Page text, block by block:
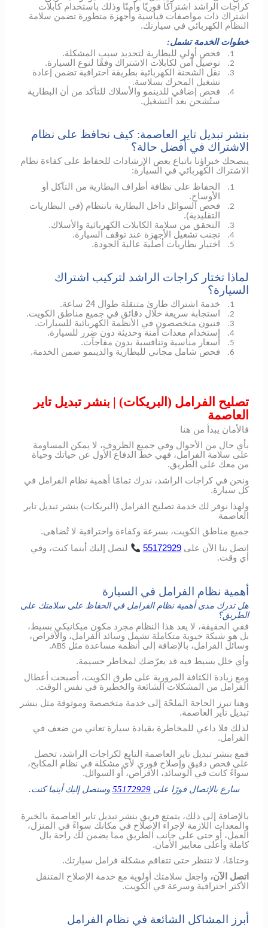
كراجات الراشد اشتراكًا فوريًا وآمنًا وذلك باستخدام كابلات
اشتراك ذات مواصفات قياسية وأجهزة متطورة تضمن سلامة
النظام الكهربائي في سيارتك.
خطوات الخدمة تشمل:
1. فحص أولي للبطارية لتحديد سبب المشكلة.
2. توصيل آمن لكابلات الاشتراك وفقًا لنوع السيارة.
3.
نقل الشحنة الكهربائية بطريقة احترافية تضمن إعادة
تشغيل المحرك بسلاسة.
4. فحص إضافي للدينمو والأسلاك للتأكد من أن البطارية
ستُشحن بعد التشغيل.
بنشر تبديل تاير العاصمة: كيف نحافظ على نظام
الاشتراك في أفضل حالة؟
ينصحك خبراؤنا باتباع بعض الإرشادات للحفاظ على كفاءة نظام
الاشتراك الكهربائي في السيارة:
1.
الحفاظ على نظافة أطراف البطارية من التآكل أو
الأوساخ.
2.
فحص السوائل داخل البطارية بانتظام (في البطاريات
التقليدية).
3. التحقق من سلامة الكابلات الكهربائية والأسلاك.
4. تجنب تشغيل الأجهزة عند توقف السيارة.
5. اختيار بطاريات أصلية عالية الجودة.
لماذا تختار كراجات الراشد لتركيب اشتراك
السيارة؟
1. خدمة اشتراك طارئ متنقلة طوال 24 ساعة.
2. استجابة سريعة خلال دقائق في جميع مناطق الكويت.
3. فنيون متخصصون في الأنظمة الكهربائية للسيارات.
4. استخدام معدات آمنة وحديثة دون ضرر للسيارة.
5. أسعار مناسبة وتنافسية بدون مفاجآت.
6. فحص شامل مجاني للبطارية والدينمو ضمن الخدمة.
تصليح الفرامل (البريكات) | بنشر تبديل تاير
العاصمة
فالأمان يبدأ من هنا
بأي حال من الأحوال وفي جميع الظروف، لا يمكن المساومة
على سلامة الفرامل، فهي خط الدفاع الأول عن حياتك وحياة
من معك على الطريق.
ونحن في كراجات الراشد، ندرك تمامًا أهمية نظام الفرامل في
كل سيارة.
ولهذا نوفر لك خدمة تصليح الفرامل (البريكات) بنشر تبديل تاير
العاصمة
جميع مناطق الكويت، بسرعة وكفاءة واحترافية لا تُضاهى.
اتصل بنا الآن على 55172929 لنصل إليك أينما كنت، وفي
أي وقت.
أهمية نظام الفرامل في السيارة
هل تدرك مدى أهمية نظام الفرامل في الحفاظ على سلامتك على
الطريق؟
ففي الحقيقة، لا يعد هذا النظام مجرد مكون ميكانيكي بسيط،
بل هو شبكة حيوية متكاملة تشمل وسائد الفرامل، والأقراص،
وسائل الفرامل، بالإضافة إلى أنظمة مساعدة مثلABS
.
وأي خلل بسيط فيه قد يعرّضك لمخاطر جسيمة.
ومع زيادة الكثافة المرورية على طرق الكويت، أصبحت أعطال
الفرامل من المشكلات الشائعة والخطيرة في نفس الوقت.
وهنا تبرز الحاجة الملحّة إلى خدمة متخصصة وموثوقة مثل بنشر
تبديل تاير العاصمة.
لذلك فلا داعي للمخاطرة بقيادة سيارة تعاني من ضعف في
الفرامل.
فمع بنشر تبديل تاير العاصمة التابع لكراجات الراشد، تحصل
على فحص دقيق وإصلاح فوري لأي مشكلة في نظام المكابح،
سواءً كانت في الوسائد، الأقراص، أو السوائل.
سارع بالإتصال فورًا على 55172929 وسنصل إليك أينما كنت.
بالإضافة إلى ذلك، يتمتع فريق بنشر تبديل تاير العاصمة بالخبرة
والمعدات اللازمة لإجراء الإصلاح في مكانك سواءً في المنزل،
العمل، أو حتى على جانب الطريق مما يضمن لك راحة بال
كاملة وأعلى معايير الأمان.
وختامًا، لا تنتظر حتى تتفاقم مشكلة فرامل سيارتك.
اتصل الآن، واجعل سلامتك أولوية مع خدمة الإصلاح المتنقل
الأكثر احترافية وسرعة في الكويت.
أبرز المشاكل الشائعة في نظام الفرامل